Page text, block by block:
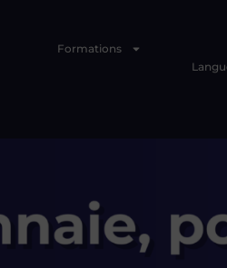
Formations